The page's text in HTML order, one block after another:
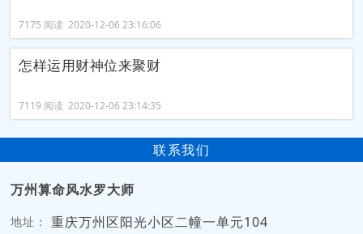
7175 阅读 2020-12-06 23:16:06
怎样运用财神位来聚财
7119 阅读 2020-12-06 23:14:35
联系我们
万州算命风水罗大师
地址： 重庆万州区阳光小区二幢一单元104